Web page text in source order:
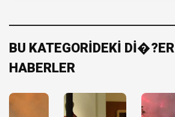
BU KATEGORİDEKİ Dİ�?ER
HABERLER